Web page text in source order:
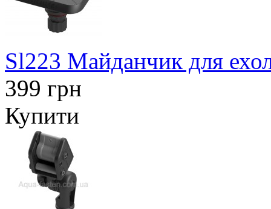
Sl223 Майданчик для
399 грн
Купити